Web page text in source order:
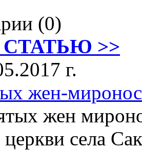
(0)
>>
г.
жен-
жен
села